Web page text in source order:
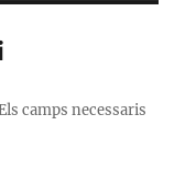
camps necessaris